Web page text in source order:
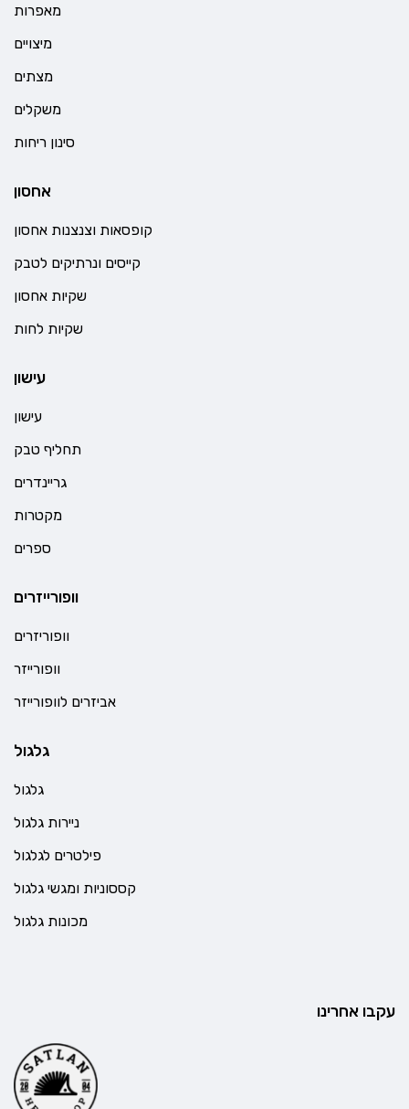
מאפרות
מיצויים
מצתים
משקלים
סינון ריחות
אחסון
קופסאות וצנצנות אחסון
קייסים ונרתיקים לטבק
שקיות אחסון
שקיות לחות
עישון
עישון
תחליף טבק
גריינדרים
מקטרות
ספרים
וופורייזרים
וופוריזרים
וופורייזר
אביזרים לוופורייזר
גלגול
גלגול
ניירות גלגול
פילטרים לגלגול
קססוניות ומגשי גלגול
מכונות גלגול
עקבו אחרינו